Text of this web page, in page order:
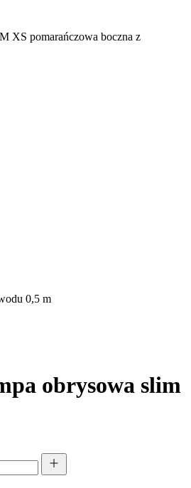
XS pomarańczowa boczna z
0,5 m
obrysowa slim